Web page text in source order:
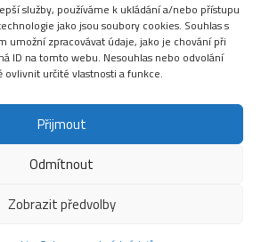
služby, používáme k ukládání a/nebo přístupu
jako jsou soubory cookies. Souhlas s
umožní zpracovávat údaje, jako je chování při
ID na tomto webu. Nesouhlas nebo odvolání
ovlivnit určité vlastnosti a funkce.
Přijmout
Odmítnout
Zobrazit předvolby
Kanál komentářů
Česká lokalizace
Fotografie Audio
Média IKSŽ. All rights reserved.
Pro byThemeGrill. Drevet av